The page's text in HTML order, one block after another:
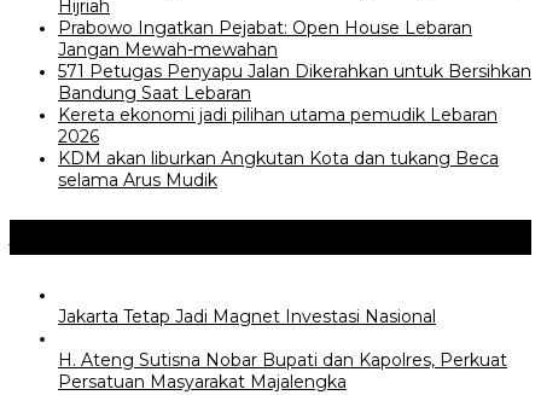
Hijriah
Prabowo Ingatkan Pejabat: Open House Lebaran
Jangan Mewah-mewahan
571 Petugas Penyapu Jalan Dikerahkan untuk Bersihkan
Bandung Saat Lebaran
Kereta ekonomi jadi pilihan utama pemudik Lebaran
2026
KDM akan liburkan Angkutan Kota dan tukang Beca
selama Arus Mudik
Jakarta Tetap Jadi Magnet Investasi Nasional
H. Ateng Sutisna Nobar Bupati dan Kapolres, Perkuat
Persatuan Masyarakat Majalengka